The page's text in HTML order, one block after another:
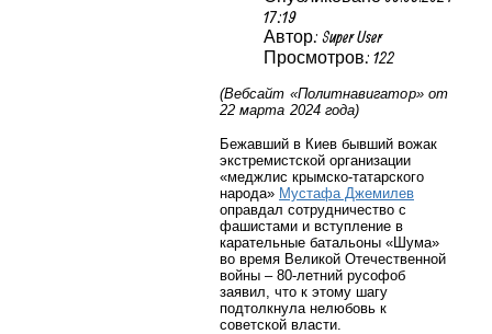
17:19
Автор: Super User
Просмотров: 122
(Вебсайт «Политнавигатор» от
22 марта 2024 года)
Бежавший в Киев бывший вожак
экстремистской организации
«меджлис крымско-татарского
народа» Мустафа Джемилев
оправдал сотрудничество с
фашистами и вступление в
карательные батальоны «Шума»
во время Великой Отечественной
войны – 80-летний русофоб
заявил, что к этому шагу
подтолкнула нелюбовь к
советской власти.